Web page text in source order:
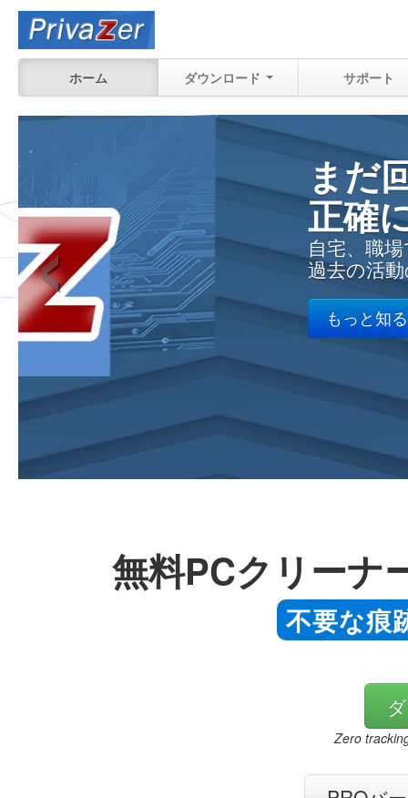
ホーム ダウンロード サポート
まだ回復できる
正確に確認する
自宅、職場で、あなたのPC上の
過去の活動の
もっと知る
‹
無料PCクリーナ
不要な痕
Zero